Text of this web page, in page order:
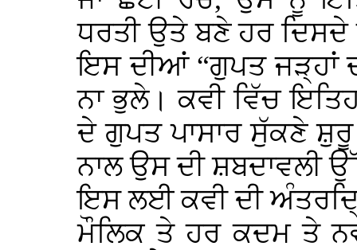
ਧਰਤੀ ਉਤੇ ਬਣੇ ਹਰ
ਇਸ ਦੀਆਂ “ਗੁਪਤ ਜੜ੍ਹਾਂ
ਨਾ ਭੁਲੇ। ਕਵੀ ਵਿੱਚ
ਦੇ ਗੁਪਤ ਪਾਸਾਰ ਸੁੱਕਣੇ
ਨਾਲ ਉਸ ਦੀ ਸ਼ਬਦਾਵਲੀ
ਇਸ ਲਈ ਕਵੀ ਦੀ
ਮੌਲਿਕ ਤੇ ਹਰ ਕਦਮ ਤੇ